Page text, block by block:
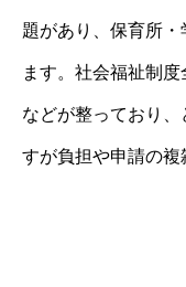
題があり、保育所
ます。社会福祉制
などが整っており
すが負担や申請の複